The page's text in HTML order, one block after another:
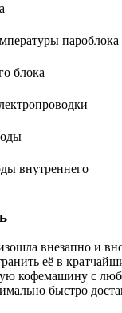
пароблока
блока
внутреннего
внезапно и
её в
кофемашину с
быстро